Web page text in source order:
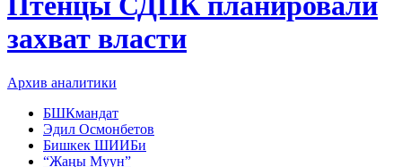
захват власти
Архив аналитики
БШКмандат
Эдил Осмонбетов
Бишкек ШИИБи
“Жаңы Муун”